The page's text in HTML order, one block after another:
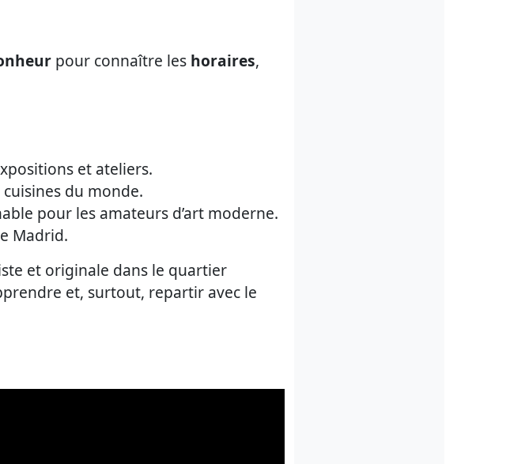
pour connaître les horaires,
et ateliers.
du monde.
pour les amateurs d’art moderne.
Madrid.
et originale dans le quartier
et, surtout, repartir avec le